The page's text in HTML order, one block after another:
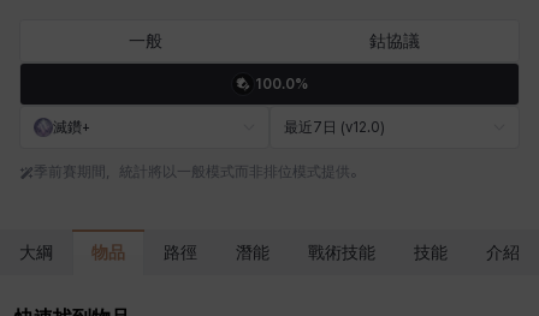
妮婭 妮琪 威廉 娜汀 尤斯蒂娜 布萊爾
一般 鈷協議
100.0%
滅鑽+ 最近7日 (v12.0)
季前賽期間，統計將以一般模式而非排位模式提供。
大綱 物品 路徑 潛能 戰術技能 技能 介紹